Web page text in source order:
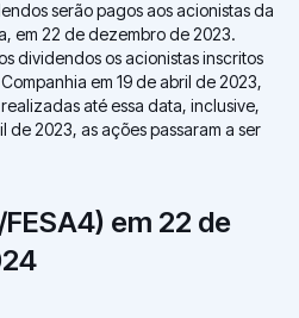
serão pagos aos acionistas da
em 22 de dezembro de 2023.
dividendos os acionistas inscritos
em 19 de abril de 2023,
até essa data, inclusive,
2023, as ações passaram a ser
em 22 de